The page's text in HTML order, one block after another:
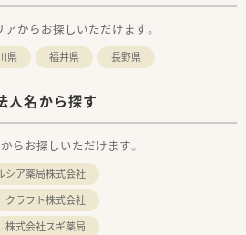
からお探しいただけます。
県 福井県 長野県
人名から探す
らお探しいただけます。
シア薬局株式会社
クラフト株式会社
株式会社スギ薬局